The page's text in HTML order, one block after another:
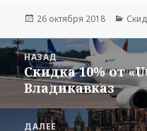
Опубликовано
26 октября 2018
Навигация
записям
НАЗАД
Предыдущая
запись:
Скидка 10% от
Владикавказ
ДАЛЕЕ